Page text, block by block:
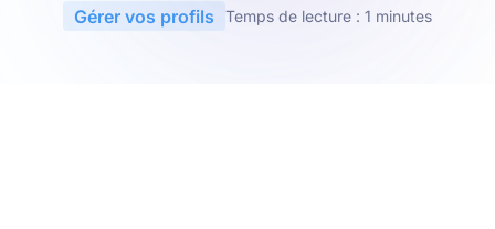
Gérer vos profils Temps de lecture : 1 minutes